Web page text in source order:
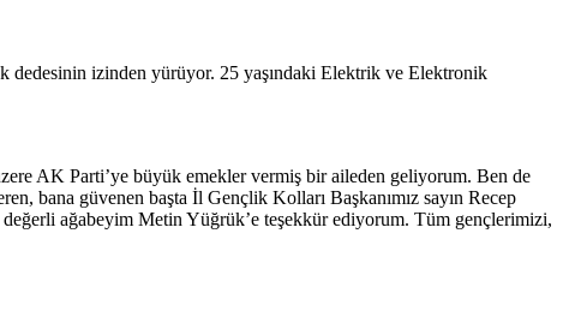
dedesinin izinden yürüyor. 25 yaşındaki Elektrik ve Elektronik
AK Parti’ye büyük emekler vermiş bir aileden geliyorum. Ben de
bana güvenen başta İl Gençlik Kolları Başkanımız sayın Recep
ağabeyim Metin Yüğrük’e teşekkür ediyorum. Tüm gençlerimizi,